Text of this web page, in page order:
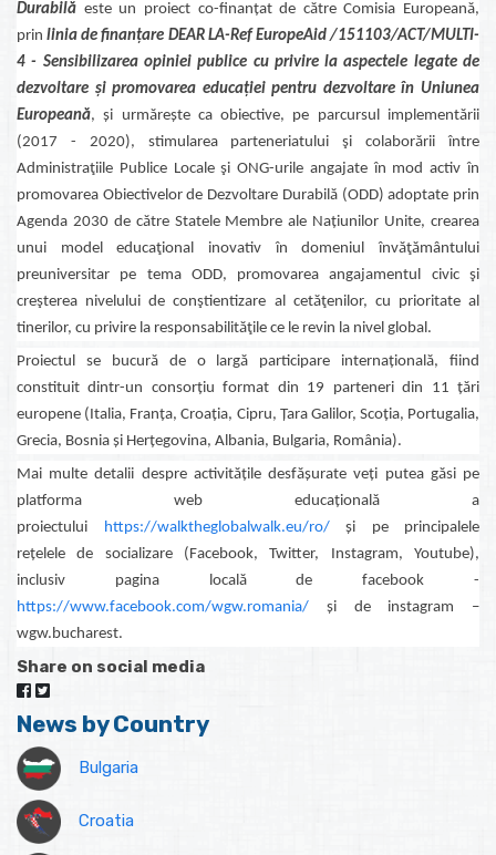
Durabilă este un proiect co-finanțat de către Comisia Europeană,
prinlinia de finanțare DEAR LA-Ref EuropeAid /151103/ACT/MULTI-
4 - Sensibilizarea opiniei publice cu privire la aspectele legate de
dezvoltare și promovarea educației pentru dezvoltare în Uniunea
Europeană, și urmărește ca obiective, pe parcursul implementării
(2017 - 2020), stimularea parteneriatului şi colaborării între
Administraţiile Publice Locale şi ONG-urile angajate în mod activ în
promovarea Obiectivelor de Dezvoltare Durabilă (ODD) adoptate prin
Agenda 2030 de către Statele Membre ale Națiunilor Unite, crearea
unui model educaţional inovativ în domeniul învăţământului
preuniversitar pe tema ODD, promovarea angajamentul civic şi
creşterea nivelului de conştientizare al cetăţenilor, cu prioritate al
tinerilor, cu privire la responsabilităţile ce le revin la nivel global.
Proiectul se bucură de o largă participare internațională, fiind
constituit dintr-un consorțiu format din 19 parteneri din 11 țări
europene (Italia, Franța, Croația, Cipru, Țara Galilor, Scoția, Portugalia,
Grecia, Bosnia și Herțegovina, Albania, Bulgaria, România).
Mai multe detalii despre activitățile desfășurate veți putea găsi pe
platforma web educațională a
proiectului https://walktheglobalwalk.eu/ro/și pe principalele
rețelele de socializare (Facebook, Twitter, Instagram, Youtube),
inclusiv pagina locală de facebook -
https://www.facebook.com/wgw.romania/ și de instagram –
wgw.bucharest.
Share on social media
News by Country
Bulgaria
Croatia